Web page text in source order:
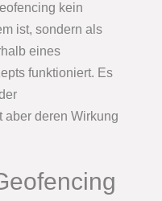
kein
ist, sondern als
eines
funktioniert. Es
aber deren Wirkung